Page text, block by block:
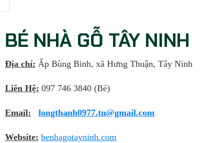
BÉ NHÀ GỖ TÂY NINH
Địa chỉ: Ấp Bùng Binh, xã Hưng Thuận, Tây Ninh
Liên Hệ: 097 746 3840 (Bé)
Email: longthanh0977.tn@gmail.com
Website: benhagotayninh.com